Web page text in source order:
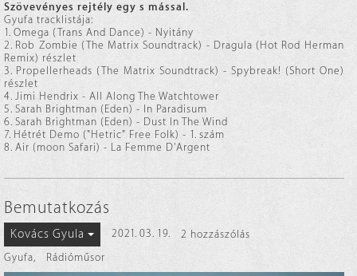
Szövevényes rejtély egy s mással.
Gyufa tracklistája:
1. Omega (Trans And Dance) - Nyitány
2. Rob Zombie (The Matrix Soundtrack) - Dragula (Hot Rod Herman
Remix) részlet
3. Propellerheads (The Matrix Soundtrack) - Spybreak! (Short One)
részlet
4. Jimi Hendrix - All Along The Watchtower
5. Sarah Brightman (Eden) - In Paradisum
6. Sarah Brightman (Eden) - Dust In The Wind
7. Hétrét Demo ("Hetric" Free Folk) - 1. szám
8. Air (moon Safari) - La Femme D'Argent
Bemutatkozás
Kovács Gyula 2021. 03. 19.
2 hozzászólás
Gyufa, Rádióműsor